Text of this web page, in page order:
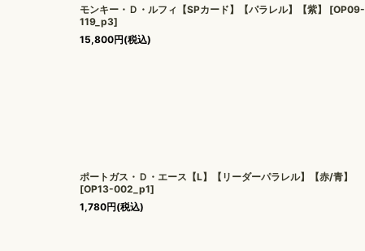
モンキー・Ｄ・ルフィ【SPカード】【パラレル】【紫】 [OP09-
119_p3]
15,800円(税込)
ポートガス・Ｄ・エース【L】【リーダーパラレル】【赤/青】
[OP13-002_p1]
1,780円(税込)